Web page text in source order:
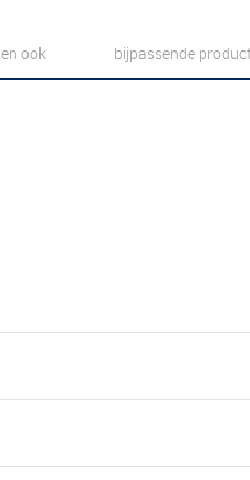
ook bijpassende